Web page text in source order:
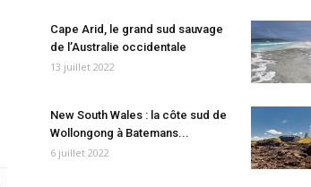
Cape Arid, le grand sud sauvage
de l’Australie occidentale
13 juillet 2022
New South Wales : la côte sud de
Wollongong à Batemans...
6 juillet 2022